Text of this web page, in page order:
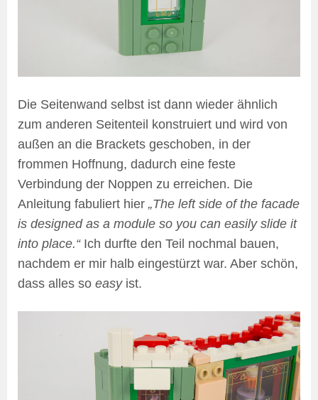
Die Seitenwand selbst ist dann wieder ähnlich
zum anderen Seitenteil konstruiert und wird von
außen an die Brackets geschoben, in der
frommen Hoffnung, dadurch eine feste
Verbindung der Noppen zu erreichen. Die
Anleitung fabuliert hier „The left side of the facade
is designed as a module so you can easily slide it
into place.“Ich durfte den Teil nochmal bauen,
nachdem er mir halb eingestürzt war. Aber schön,
dass alles so easyist.